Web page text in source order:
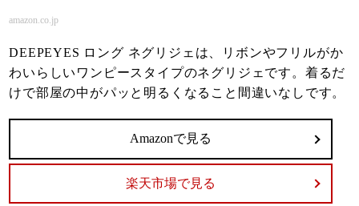
amazon.co.jp
DEEPEYES ロング ネグリジェは、リボンやフリルがか
わいらしいワンピースタイプのネグリジェです。着るだ
けで部屋の中がパッと明るくなること間違いなしです。
Amazonで見る
楽天市場で見る